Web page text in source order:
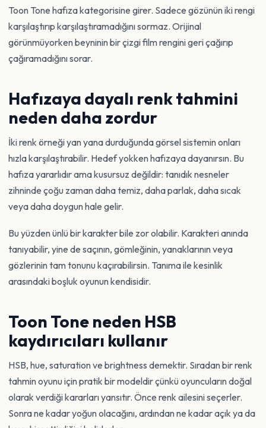
Toon Tone hafıza kategorisine girer. Sadece gözünün iki rengi
karşılaştırıp karşılaştıramadığını sormaz. Orijinal
görünmüyorken beyninin bir çizgi film rengini geri çağırıp
çağıramadığını sorar.
Hafızaya dayalı renk tahmini
neden daha zordur
İki renk örneği yan yana durduğunda görsel sistemin onları
hızla karşılaştırabilir. Hedef yokken hafızaya dayanırsın. Bu
hafıza yararlıdır ama kusursuz değildir: tanıdık nesneler
zihninde çoğu zaman daha temiz, daha parlak, daha sıcak
veya daha doygun hale gelir.
Bu yüzden ünlü bir karakter bile zor olabilir. Karakteri anında
tanıyabilir, yine de saçının, gömleğinin, yanaklarının veya
gözlerinin tam tonunu kaçırabilirsin. Tanıma ile kesinlik
arasındaki boşluk oyunun kendisidir.
Toon Tone neden HSB
kaydırıcıları kullanır
HSB, hue, saturation ve brightness demektir. Sıradan bir renk
tahmin oyunu için pratik bir modeldir çünkü oyuncuların doğal
olarak verdiği kararları yansıtır. Önce renk ailesini seçerler.
Sonra ne kadar yoğun olacağını, ardından ne kadar açık ya da